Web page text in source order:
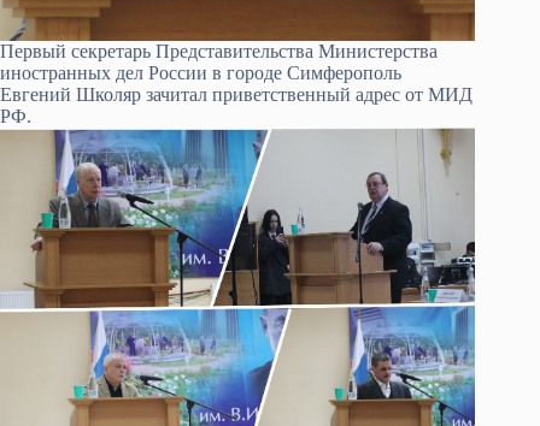
Первый секретарь Представительства Министерства
иностранных дел России в городе Симферополь
Евгений Школяр зачитал приветственный адрес от МИД
РФ.